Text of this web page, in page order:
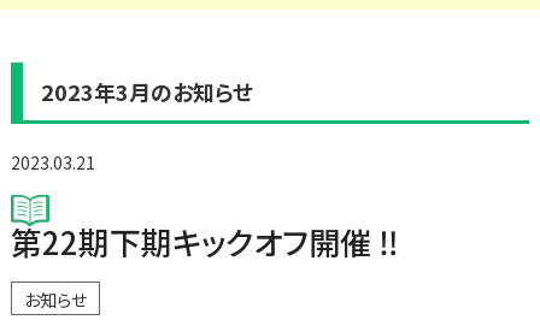
2023年3月のお知らせ
2023.03.21
第22期下期キックオフ開催 ‼
お知らせ